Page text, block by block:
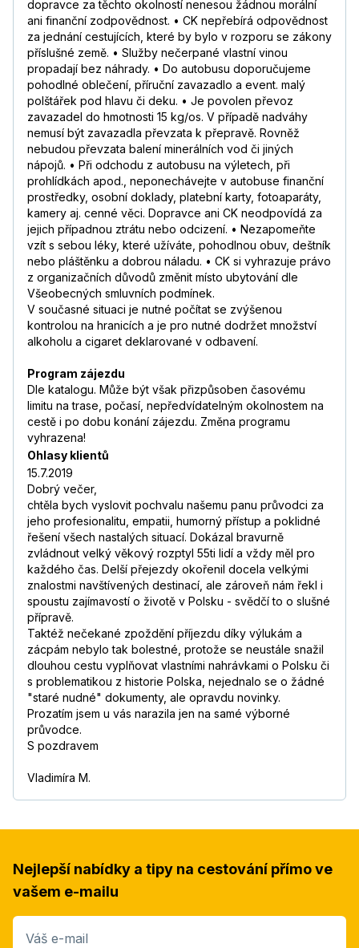
dopravce za těchto okolností nenesou žádnou morální
ani finanční zodpovědnost. • CK nepřebírá odpovědnost
za jednání cestujících, které by bylo v rozporu se zákony
příslušné země. • Služby nečerpané vlastní vinou
propadají bez náhrady. • Do autobusu doporučujeme
pohodlné oblečení, příruční zavazadlo a event. malý
polštářek pod hlavu či deku. • Je povolen převoz
zavazadel do hmotnosti 15 kg/os. V případě nadváhy
nemusí být zavazadla převzata k přepravě. Rovněž
nebudou převzata balení minerálních vod či jiných
nápojů. • Při odchodu z autobusu na výletech, při
prohlídkách apod., neponechávejte v autobuse finanční
prostředky, osobní doklady, platební karty, fotoaparáty,
kamery aj. cenné věci. Dopravce ani CK neodpovídá za
jejich případnou ztrátu nebo odcizení. • Nezapomeňte
vzít s sebou léky, které užíváte, pohodlnou obuv, deštník
nebo pláštěnku a dobrou náladu. • CK si vyhrazuje právo
z organizačních důvodů změnit místo ubytování dle
Všeobecných smluvních podmínek.
V současné situaci je nutné počítat se zvýšenou
kontrolou na hranicích a je pro nutné dodržet množství
alkoholu a cigaret deklarované v odbavení.
Program zájezdu
Dle katalogu. Může být však přizpůsoben časovému
limitu na trase, počasí, nepředvídatelným okolnostem na
cestě i po dobu konání zájezdu. Změna programu
vyhrazena!
Ohlasy klientů
15.7.2019
Dobrý večer,
chtěla bych vyslovit pochvalu našemu panu průvodci za
jeho profesionalitu, empatii, humorný přístup a poklidné
řešení všech nastalých situací. Dokázal bravurně
zvládnout velký věkový rozptyl 55ti lidí a vždy měl pro
každého čas. Delší přejezdy okořenil docela velkými
znalostmi navštívených destinací, ale zároveň nám řekl i
spoustu zajímavostí o životě v Polsku - svědčí to o slušné
přípravě.
Taktéž nečekané zpoždění příjezdu díky výlukám a
zácpám nebylo tak bolestné, protože se neustále snažil
dlouhou cestu vyplňovat vlastními nahrávkami o Polsku či
s problematikou z historie Polska, nejednalo se o žádné
"staré nudné" dokumenty, ale opravdu novinky.
Prozatím jsem u vás narazila jen na samé výborné
průvodce.
S pozdravem
Vladimíra M.
Nejlepší nabídky a tipy na cestování přímo ve
vašem e-mailu
Váš e-mail